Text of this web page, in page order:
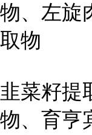
物、左旋
取物
韭菜籽提
物、育亨